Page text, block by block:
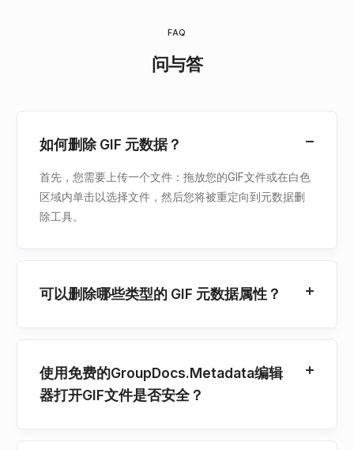
FAQ
问与答
如何删除 GIF 元数据？
首先，您需要上传一个文件：拖放您的GIF文件或在白色
区域内单击以选择文件，然后您将被重定向到元数据删
除工具。
可以删除哪些类型的 GIF 元数据属性？
使用免费的GroupDocs.Metadata编辑
器打开GIF文件是否安全？